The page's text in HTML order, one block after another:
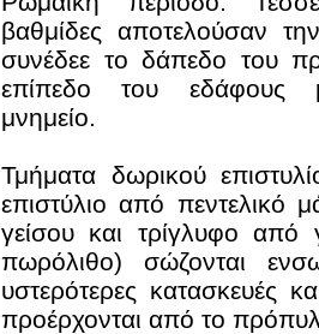
βαθμίδες αποτελούσαν
συνέδεε το δάπεδο του
επίπεδο του εδάφους
μνημείο.
Τμήματα δωρικού
επιστύλιο από πεντελικό
γείσου και τρίγλυφο από
πωρόλιθο) σώζονται
υστερότερες κατασκευές
προέρχονται από το